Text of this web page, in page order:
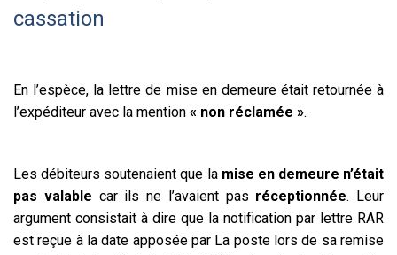
cassation
En l’espèce, la lettre de mise en demeure était retournée à
l’expéditeur avec la mention « non réclamée ».
Les débiteurs soutenaient que lamise en demeure n’était
pas valable car ils ne l’avaient pas réceptionnée. Leur
argument consistait à dire que la notification par lettre RAR
est reçue à la date apposée par La poste lors de sa remise